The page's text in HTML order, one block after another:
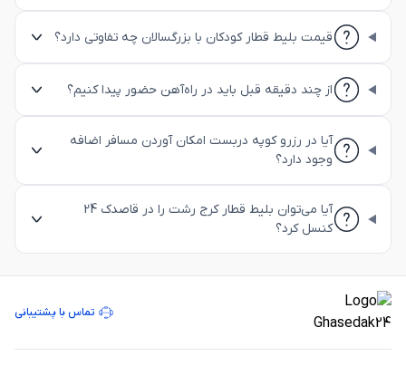
قیمت بلیط قطار کودکان با بزرگسالان چه تفاوتی دارد؟
از چند دقیقه قبل باید در راه‌آهن حضور پیدا کنیم؟
آیا در رزرو کوپه دربست امکان آوردن مسافر اضافه
وجود دارد؟
آیا می‌توان بلیط قطار کرج رشت را در قاصدک 24
کنسل کرد؟
تماس با پشتیبانی